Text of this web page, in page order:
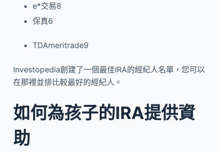
e*交易8
保真6
TDAmeritrade9
Investopedia創建了一個最佳IRA的經紀人名單，您可以
在那裡並排比較最好的經紀人。
如何為孩子的IRA提供資
助